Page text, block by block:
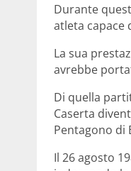
Durante
atleta capace
La sua
avrebbe
Di quella
Caserta
Pentagono di
Il 26 agosto